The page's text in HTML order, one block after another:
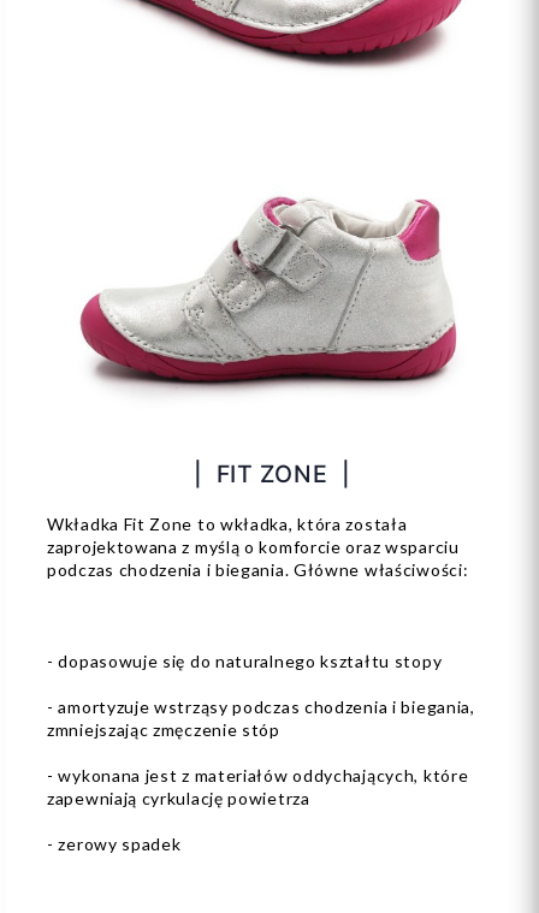
| FIT ZONE |
Wkładka Fit Zone to wkładka, która została
zaprojektowana z myślą o komforcie oraz wsparciu
podczas chodzenia i biegania. Główne właściwości:
- dopasowuje się do naturalnego kształtu stopy
- amortyzuje wstrząsy podczas chodzenia i biegania,
zmniejszając zmęczenie stóp
- wykonana jest z materiałów oddychających, które
zapewniają cyrkulację powietrza
- zerowy spadek